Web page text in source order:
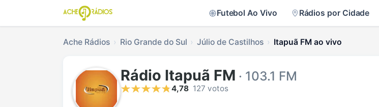
Futebol Ao Vivo Rádios por Cidade
Ache Rádios Rio Grande do Sul Júlio de Castilhos Itapuã FM ao vivo
Rádio Itapuã FM · 103.1 FM
4,78 127 votos